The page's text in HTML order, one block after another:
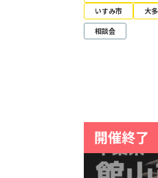
いすみ市
大
相談会